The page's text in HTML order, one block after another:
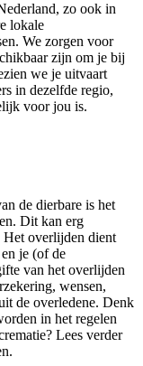
zo ook in
lokale
We zorgen voor
zijn om je bij
we je uitvaart
in dezelfde regio,
voor jou is.
de dierbare is het
Dit kan erg
overlijden dient
je (of de
van het overlijden
wensen,
de overledene. Denk
in het regelen
Lees verder